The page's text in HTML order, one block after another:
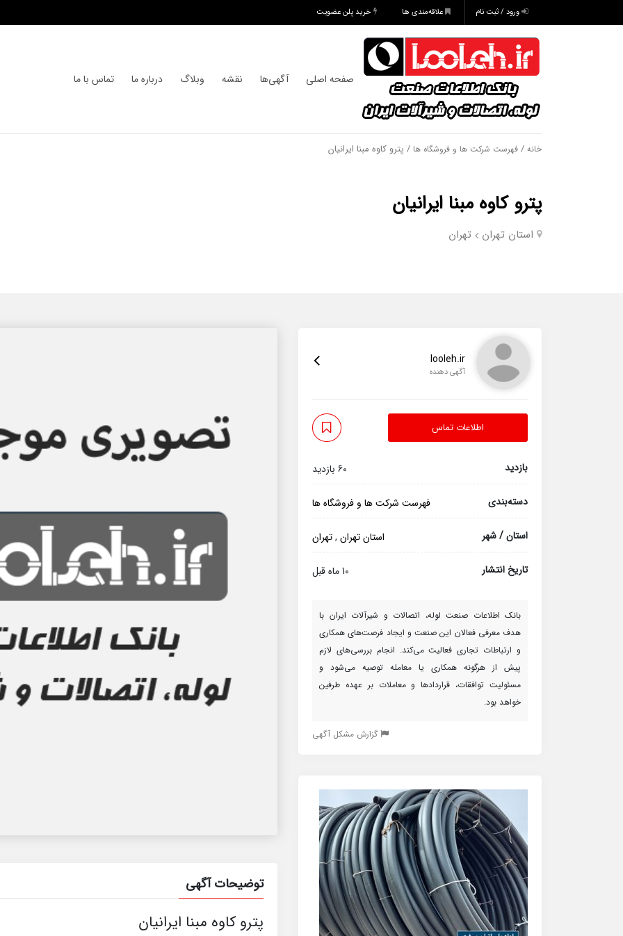
ورود / ثبت نام علاقه‌مندی ها خرید پلن عضویت
صفحه اصلی آگهی‌ها نقشه وبلاگ درباره ما تماس با ما
خانه / فهرست شرکت ها و فروشگاه ها / پترو کاوه مبنا ایرانیان
پترو کاوه مبنا ایرانیان
استان تهران تهران
looleh.ir
آگهی دهنده
اطلاعات تماس
بازدید 60 بازدید
دسته‌بندی فهرست شرکت ها و فروشگاه ها
استان / شهر استان تهران ,تهران
تاریخ انتشار 10 ماه قبل
بانک اطلاعات صنعت لوله، اتصالات و شیرآلات ایران با
هدف معرفی فعالان این صنعت و ایجاد فرصت‌های همکاری
و ارتباطات تجاری فعالیت می‌کند. انجام بررسی‌های لازم
پیش از هرگونه همکاری یا معامله توصیه می‌شود و
مسئولیت توافقات، قراردادها و معاملات بر عهده طرفین
خواهد بود.
گزارش مشکل آگهی
توضیحات آگهی
پترو کاوه مبنا ایرانیان